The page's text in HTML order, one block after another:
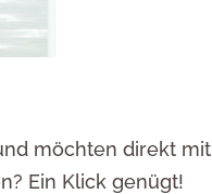
möchten direkt mit
Ein Klick genügt!